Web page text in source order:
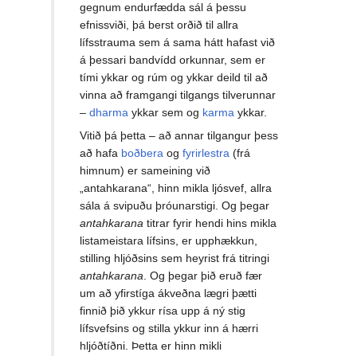
gegnum endurfædda sál á þessu
efnissviði, þá berst orðið til allra
lífsstrauma sem á sama hátt hafast við
á þessari bandvídd orkunnar, sem er
tími ykkar og rúm og ykkar deild til að
vinna að framgangi tilgangs tilverunnar
– dharma ykkar sem og karma ykkar.
Vitið þá þetta – að annar tilgangur þess
að hafa boðbera og fyrirlestra (frá
himnum) er sameining við
„antahkarana“, hinn mikla ljósvef, allra
sála á svipuðu þróunarstigi. Og þegar
antahkarana titrar fyrir hendi hins mikla
listameistara lífsins, er upphækkun,
stilling hljóðsins sem heyrist frá titringi
antahkarana. Og þegar þið eruð fær
um að yfirstíga ákveðna lægri þætti
finnið þið ykkur rísa upp á ný stig
lífsvefsins og stilla ykkur inn á hærri
hljóðtíðni. Þetta er hinn mikli